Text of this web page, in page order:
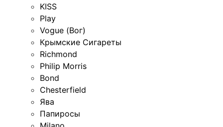
KISS
Play
Vogue (Вог)
Крымские Сигареты
Richmond
Philip Morris
Bond
Chesterfield
Ява
Папиросы